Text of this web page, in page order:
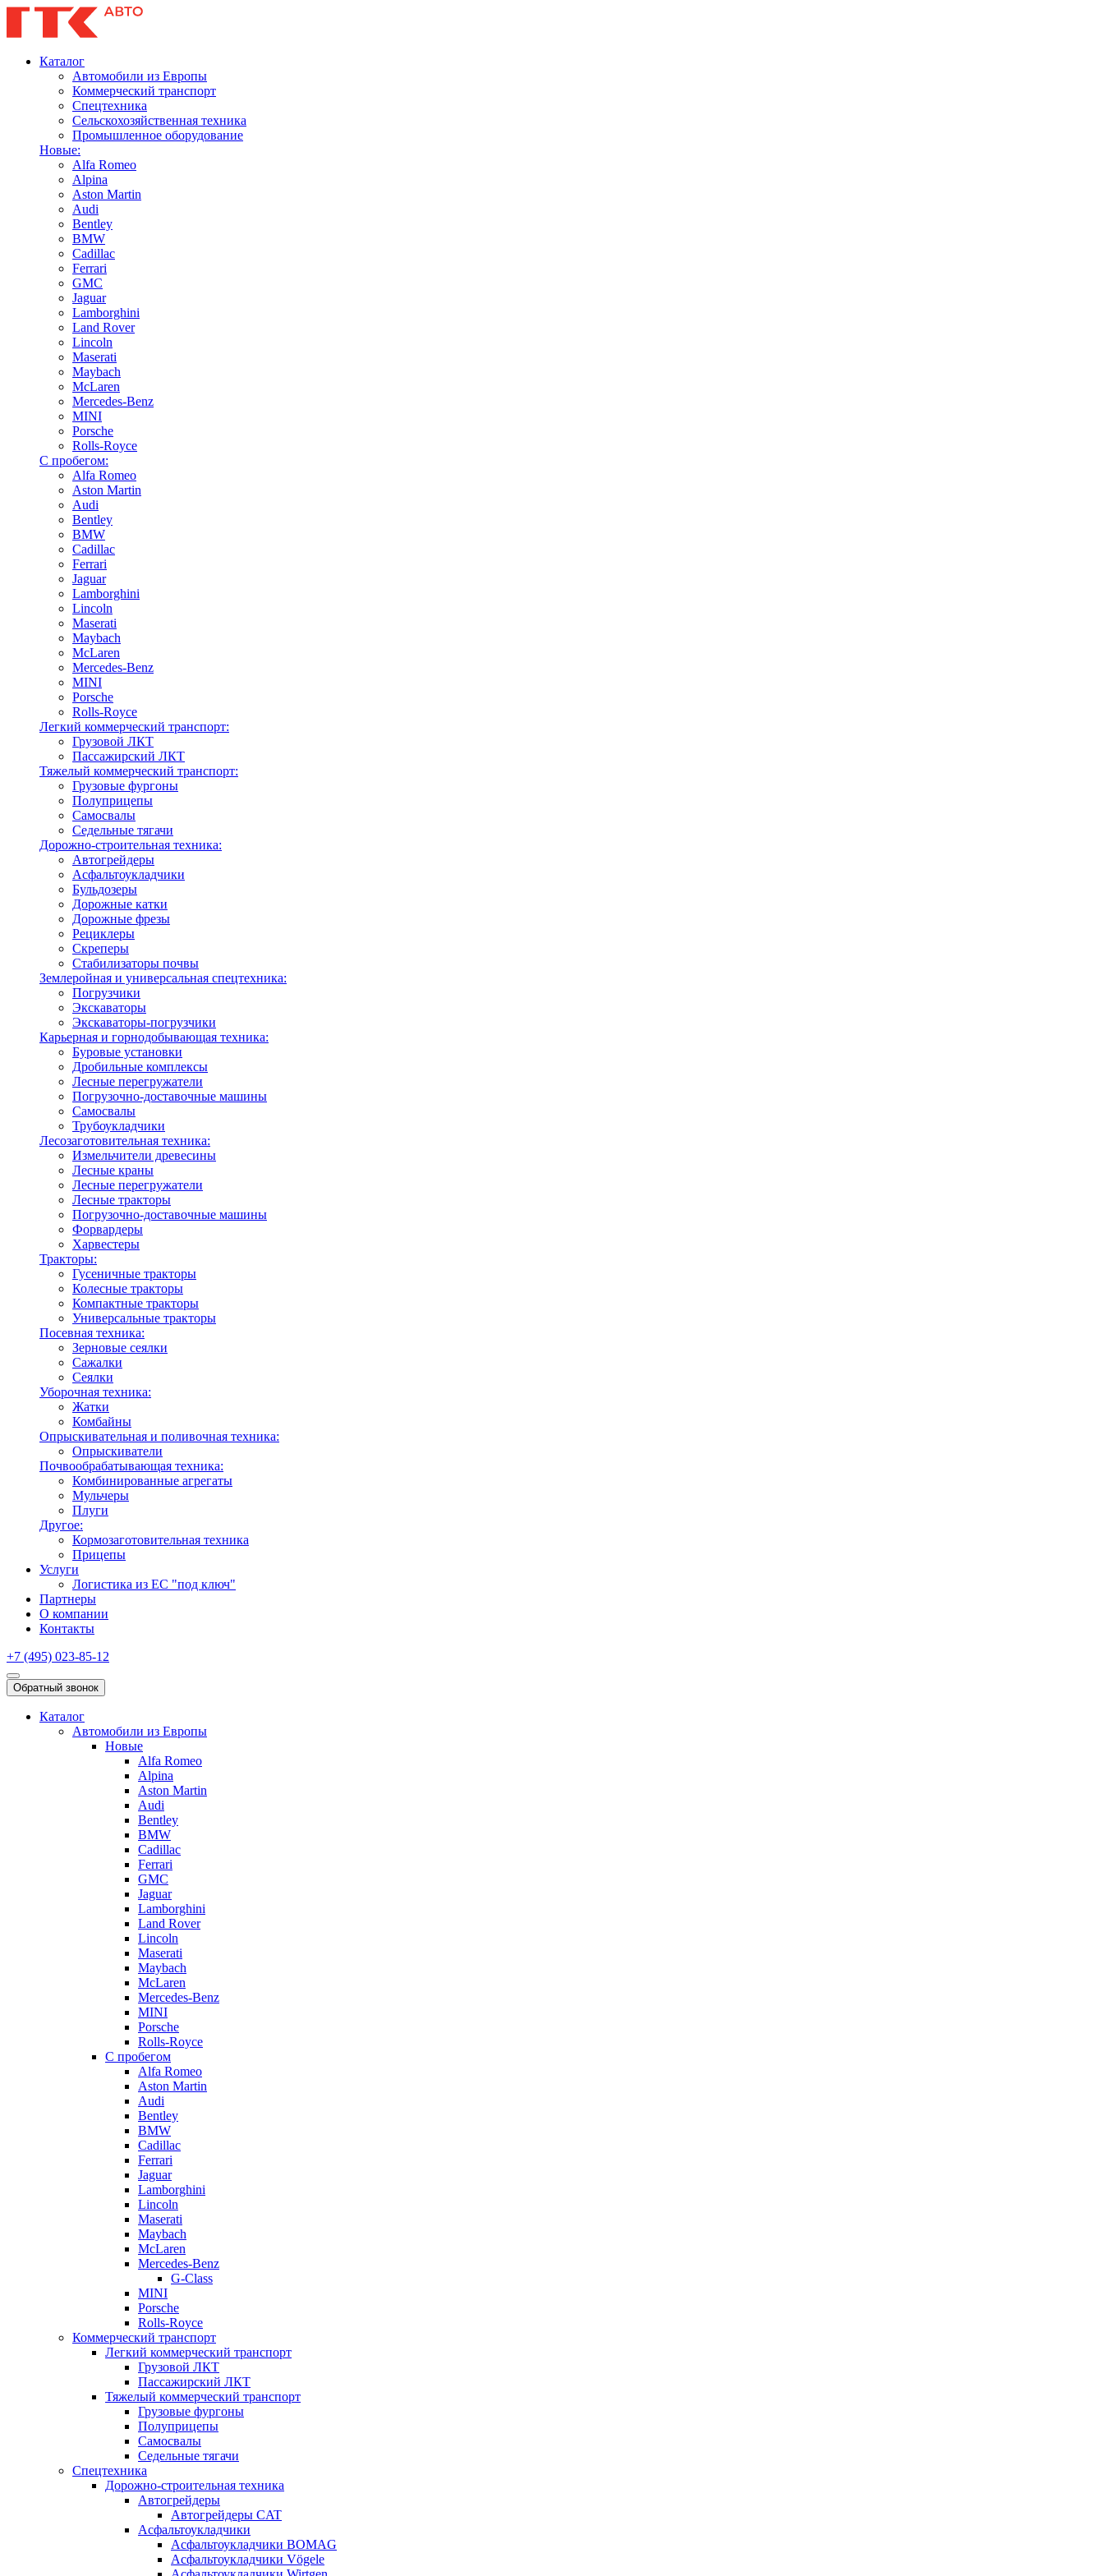
Каталог
Автомобили из Европы
Коммерческий транспорт
Спецтехника
Сельскохозяйственная техника
Промышленное оборудование
Новые:
Alfa Romeo
Alpina
Aston Martin
Audi
Bentley
BMW
Cadillac
Ferrari
GMC
Jaguar
Lamborghini
Land Rover
Lincoln
Maserati
Maybach
McLaren
Mercedes-Benz
MINI
Porsche
Rolls-Royce
С пробегом:
Alfa Romeo
Aston Martin
Audi
Bentley
BMW
Cadillac
Ferrari
Jaguar
Lamborghini
Lincoln
Maserati
Maybach
McLaren
Mercedes-Benz
MINI
Porsche
Rolls-Royce
Легкий коммерческий транспорт:
Грузовой ЛКТ
Пассажирский ЛКТ
Тяжелый коммерческий транспорт:
Грузовые фургоны
Полуприцепы
Самосвалы
Седельные тягачи
Дорожно-строительная техника:
Автогрейдеры
Асфальтоукладчики
Бульдозеры
Дорожные катки
Дорожные фрезы
Рециклеры
Скреперы
Стабилизаторы почвы
Землеройная и универсальная спецтехника:
Погрузчики
Экскаваторы
Экскаваторы-погрузчики
Карьерная и горнодобывающая техника:
Буровые установки
Дробильные комплексы
Лесные перегружатели
Погрузочно-доставочные машины
Самосвалы
Трубоукладчики
Лесозаготовительная техника:
Измельчители древесины
Лесные краны
Лесные перегружатели
Лесные тракторы
Погрузочно-доставочные машины
Форвардеры
Харвестеры
Тракторы:
Гусеничные тракторы
Колесные тракторы
Компактные тракторы
Универсальные тракторы
Посевная техника:
Зерновые сеялки
Сажалки
Сеялки
Уборочная техника:
Жатки
Комбайны
Опрыскивательная и поливочная техника:
Опрыскиватели
Почвообрабатывающая техника:
Комбинированные агрегаты
Мульчеры
Плуги
Другое:
Кормозаготовительная техника
Прицепы
Услуги
Логистика из ЕС "под ключ"
Партнеры
О компании
Контакты
+7 (495) 023-85-12
Обратный звонок
Каталог
Автомобили из Европы
Новые
Alfa Romeo
Alpina
Aston Martin
Audi
Bentley
BMW
Cadillac
Ferrari
GMC
Jaguar
Lamborghini
Land Rover
Lincoln
Maserati
Maybach
McLaren
Mercedes-Benz
MINI
Porsche
Rolls-Royce
С пробегом
Alfa Romeo
Aston Martin
Audi
Bentley
BMW
Cadillac
Ferrari
Jaguar
Lamborghini
Lincoln
Maserati
Maybach
McLaren
Mercedes-Benz
G-Class
MINI
Porsche
Rolls-Royce
Коммерческий транспорт
Легкий коммерческий транспорт
Грузовой ЛКТ
Пассажирский ЛКТ
Тяжелый коммерческий транспорт
Грузовые фургоны
Полуприцепы
Самосвалы
Седельные тягачи
Спецтехника
Дорожно-строительная техника
Автогрейдеры
Автогрейдеры CAT
Асфальтоукладчики
Асфальтоукладчики BOMAG
Асфальтоукладчики Vögele